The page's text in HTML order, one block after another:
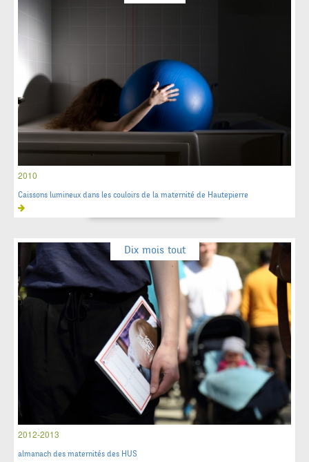
2010
Caissons lumineux dans les couloirs de la maternité de Hautepierre
Dix mois tout
2012-2013
almanach des maternités des HUS